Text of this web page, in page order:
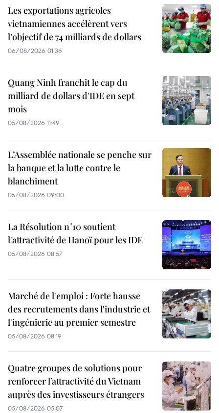
Les exportations agricoles
vietnamiennes accélèrent vers
l’objectif de 74 milliards de dollars
06/08/2026 01:36
Quang Ninh franchit le cap du
milliard de dollars d'IDE en sept
mois
05/08/2026 11:49
L’Assemblée nationale se penche sur
la banque et la lutte contre le
blanchiment
05/08/2026 09:00
La Résolution n°10 soutient
l'attractivité de Hanoï pour les IDE
05/08/2026 08:57
Marché de l'emploi : Forte hausse
des recrutements dans l'industrie et
l'ingénierie au premier semestre
05/08/2026 08:19
Quatre groupes de solutions pour
renforcer l’attractivité du Vietnam
auprès des investisseurs étrangers
05/08/2026 05:07